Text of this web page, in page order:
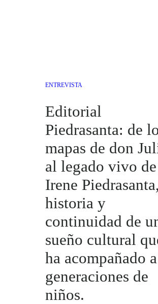
ENTREVISTA
Editorial
Piedrasanta: de
mapas de don
al legado vivo de
Irene
historia y
continuidad de
sueño cultural
ha acompañado a
generaciones de
niños.